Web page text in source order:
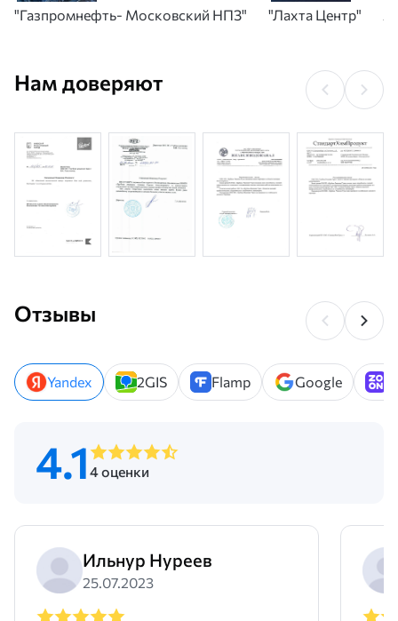
"Газпромнефть- Московский НПЗ" "Лахта Центр"
Нам доверяют
Отзывы
Yandex 2GIS Flamp Google
4.1 4 оценки
Ильнур Нуреев
25.07.2023